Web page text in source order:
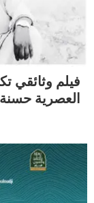
فيلم وثائقي
العصرية حسنة